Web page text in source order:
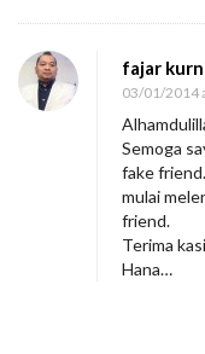
fajar
03/01/2014
Semoga
fake
mulai
friend.
Terima
Hana…